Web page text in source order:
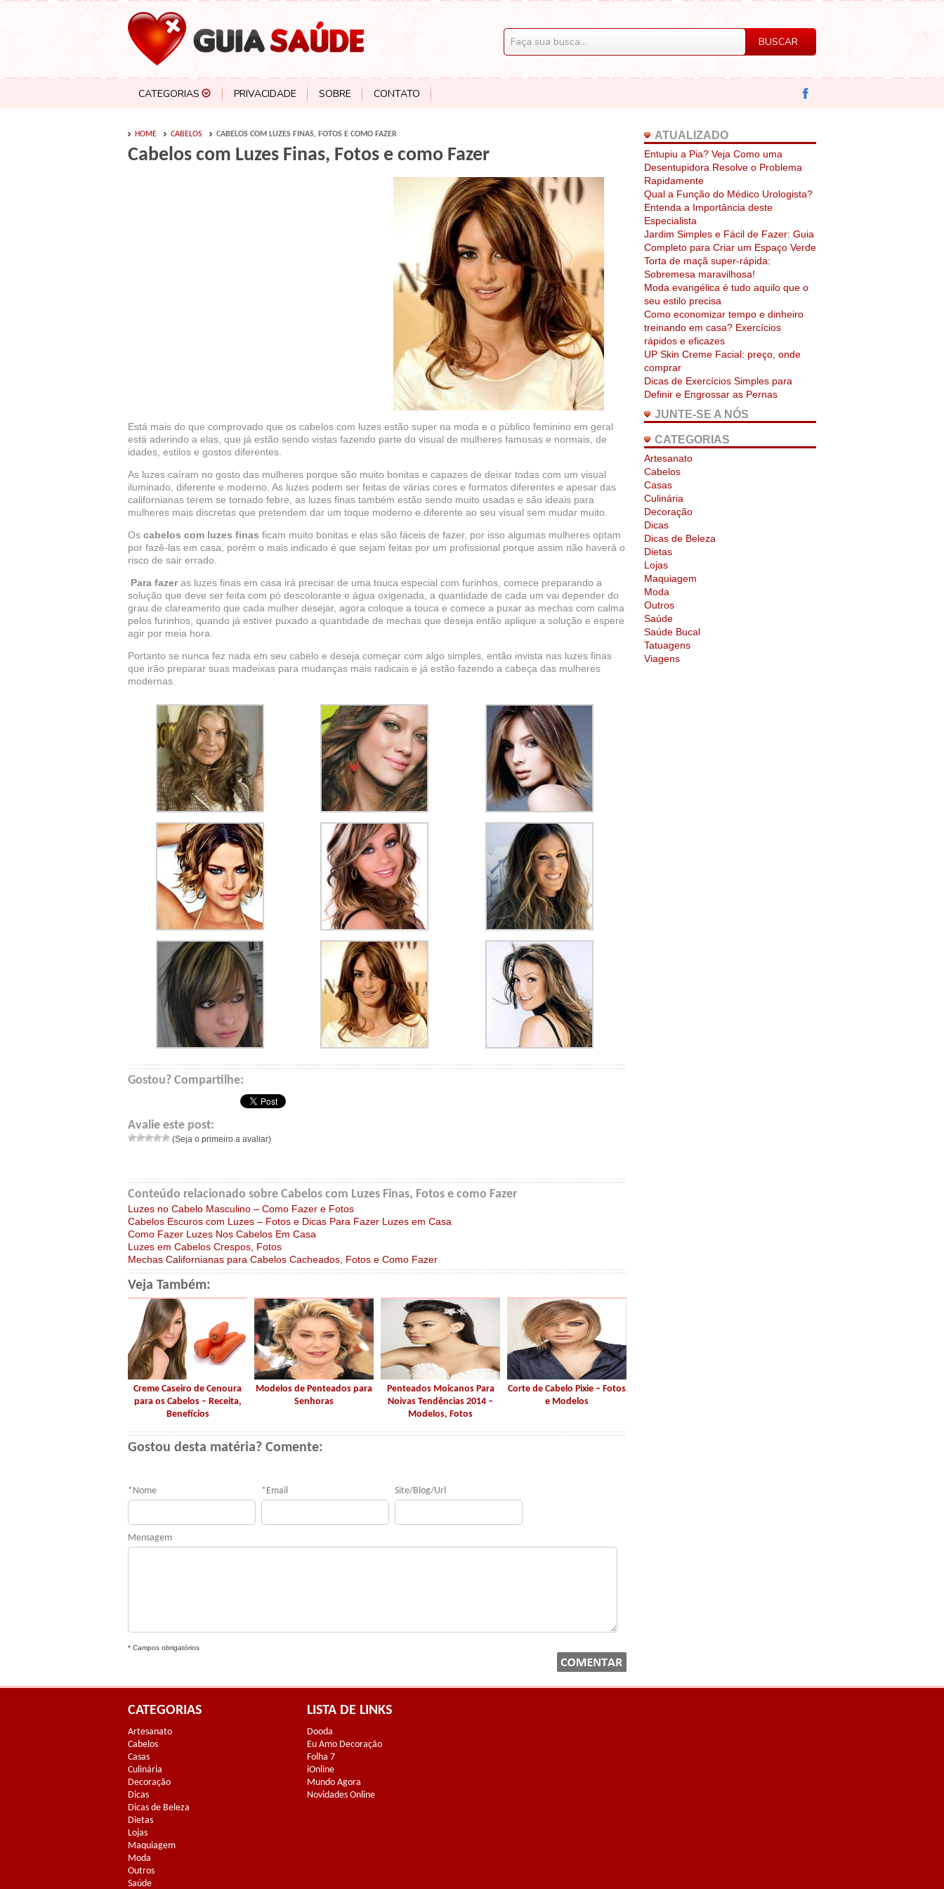
CATEGORIAS PRIVACIDADE SOBRE CONTATO
HOME CABELOS CABELOS COM LUZES FINAS, FOTOS E COMO FAZER
Cabelos com Luzes Finas, Fotos e como Fazer
Está mais do que comprovado que os cabelos com luzes estão super na moda e o público feminino em geral
está aderindo a elas, que já estão sendo vistas fazendo parte do visual de mulheres famosas e normais, de
idades, estilos e gostos diferentes.
As luzes caíram no gosto das mulheres porque são muito bonitas e capazes de deixar todas com um visual
iluminado, diferente e moderno. As luzes podem ser feitas de várias cores e formatos diferentes e apesar das
californianas terem se tornado febre, as luzes finas também estão sendo muito usadas e são ideais para
mulheres mais discretas que pretendem dar um toque moderno e diferente ao seu visual sem mudar muito.
Os cabelos com luzes finas ficam muito bonitas e elas são fáceis de fazer, por isso algumas mulheres optam
por fazê-las em casa, porém o mais indicado é que sejam feitas por um profissional porque assim não haverá o
risco de sair errado.
Para fazeras luzes finas em casa irá precisar de uma touca especial com furinhos, comece preparando a
solução que deve ser feita com pó descolorante e água oxigenada, a quantidade de cada um vai depender do
grau de clareamento que cada mulher desejar, agora coloque a touca e comece a puxar as mechas com calma
pelos furinhos, quando já estiver puxado a quantidade de mechas que deseja então aplique a solução e espere
agir por meia hora.
Portanto se nunca fez nada em seu cabelo e deseja começar com algo simples, então invista nas luzes finas
que irão preparar suas madeixas para mudanças mais radicais e já estão fazendo a cabeça das mulheres
modernas.
Gostou? Compartilhe:
Avalie este post:
(Seja o primeiro a avaliar)
Conteúdo relacionado sobre Cabelos com Luzes Finas, Fotos e como Fazer
Luzes no Cabelo Masculino – Como Fazer e Fotos
Cabelos Escuros com Luzes – Fotos e Dicas Para Fazer Luzes em Casa
Como Fazer Luzes Nos Cabelos Em Casa
Luzes em Cabelos Crespos, Fotos
Mechas Californianas para Cabelos Cacheados, Fotos e Como Fazer
Veja Também:
Creme Caseiro de Cenoura
para os Cabelos – Receita,
Benefícios
Modelos de Penteados para
Senhoras
Penteados Moicanos Para
Noivas Tendências 2014 –
Modelos, Fotos
Corte de Cabelo Pixie – Fotos
e Modelos
Gostou desta matéria? Comente:
* Nome * Email Site/Blog/Url
Mensagem
* Campos obrigatórios
ATUALIZADO
Entupiu a Pia? Veja Como uma
Desentupidora Resolve o Problema
Rapidamente
Qual a Função do Médico Urologista?
Entenda a Importância deste
Especialista
Jardim Simples e Fácil de Fazer: Guia
Completo para Criar um Espaço Verde
Torta de maçã super-rápida:
Sobremesa maravilhosa!
Moda evangélica é tudo aquilo que o
seu estilo precisa
Como economizar tempo e dinheiro
treinando em casa? Exercícios
rápidos e eficazes
UP Skin Creme Facial: preço, onde
comprar
Dicas de Exercícios Simples para
Definir e Engrossar as Pernas
JUNTE-SE A NÓS
CATEGORIAS
Artesanato
Cabelos
Casas
Culinária
Decoração
Dicas
Dicas de Beleza
Dietas
Lojas
Maquiagem
Moda
Outros
Saúde
Saúde Bucal
Tatuagens
Viagens
CATEGORIAS
Artesanato
Cabelos
Casas
Culinária
Decoração
Dicas
Dicas de Beleza
Dietas
Lojas
Maquiagem
Moda
Outros
Saúde
LISTA DE LINKS
Dooda
Eu Amo Decoração
Folha 7
iOnline
Mundo Agora
Novidades Online